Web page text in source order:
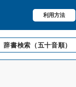
利用方法
辞書検索 （五十音順）